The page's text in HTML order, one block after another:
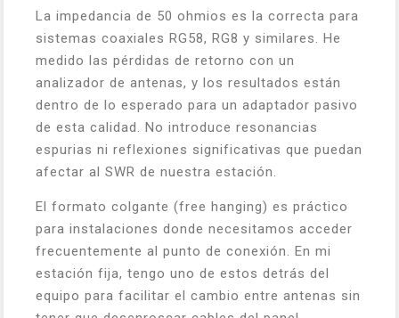
La impedancia de 50 ohmios es la correcta para
sistemas coaxiales RG58, RG8 y similares. He
medido las pérdidas de retorno con un
analizador de antenas, y los resultados están
dentro de lo esperado para un adaptador pasivo
de esta calidad. No introduce resonancias
espurias ni reflexiones significativas que puedan
afectar al SWR de nuestra estación.
El formato colgante (free hanging) es práctico
para instalaciones donde necesitamos acceder
frecuentemente al punto de conexión. En mi
estación fija, tengo uno de estos detrás del
equipo para facilitar el cambio entre antenas sin